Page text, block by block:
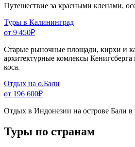
Путешествие за красными кленами,
Туры в Калининград
от 9 450₽
Старые рыночные площади, кирхи и
архитектурные комлексы
коса.
Отдых на о.Бали
от 196 600₽
Отдых в Индонезии на острове Бали
Туры по странам